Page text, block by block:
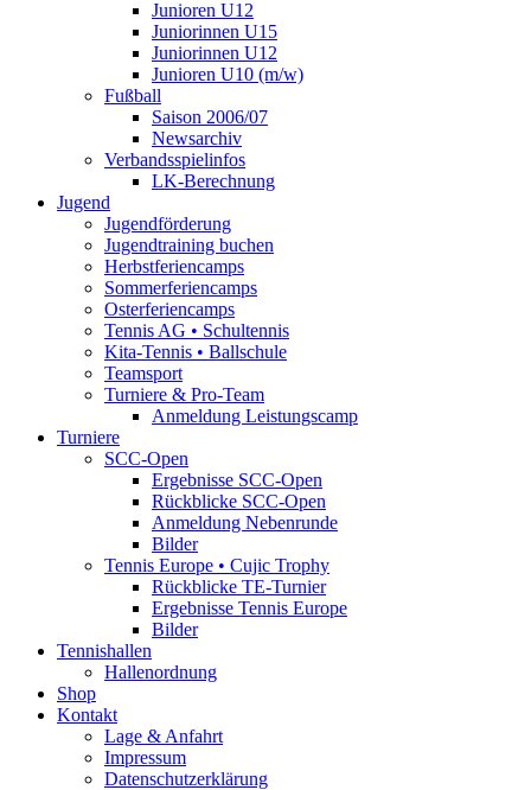
Junioren U12
Juniorinnen U15
Juniorinnen U12
Junioren U10 (m/w)
Fußball
Saison 2006/07
Newsarchiv
Verbandsspielinfos
LK-Berechnung
Jugend
Jugendförderung
Jugendtraining buchen
Herbstferiencamps
Sommerferiencamps
Osterferiencamps
Tennis AG • Schultennis
Kita-Tennis • Ballschule
Teamsport
Turniere & Pro-Team
Anmeldung Leistungscamp
Turniere
SCC-Open
Ergebnisse SCC-Open
Rückblicke SCC-Open
Anmeldung Nebenrunde
Bilder
Tennis Europe • Cujic Trophy
Rückblicke TE-Turnier
Ergebnisse Tennis Europe
Bilder
Tennishallen
Hallenordnung
Shop
Kontakt
Lage & Anfahrt
Impressum
Datenschutzerklärung